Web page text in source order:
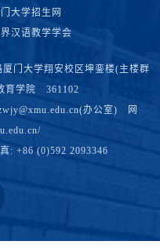
大学招生网
汉语教学学会
门大学翔安校区坤銮楼(主楼群
育学院 361102
办公室) 网
: +86 (0)592 2093346